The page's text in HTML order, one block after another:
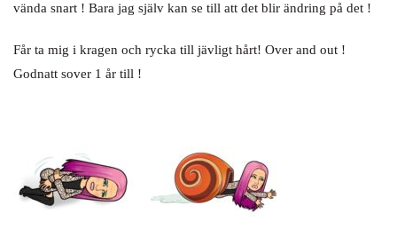
vända snart ! Bara jag själv kan se till att det blir ändring på det !
Får ta mig i kragen och rycka till jävligt hårt! Over and out !
Godnatt sover 1 år till !